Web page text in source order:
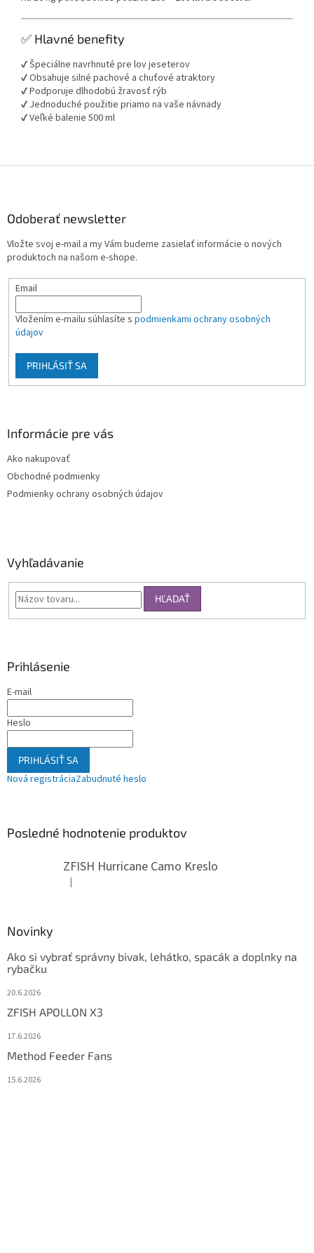
✅ Hlavné benefity
✔️ Špeciálne navrhnuté pre lov jeseterov
✔️ Obsahuje silné pachové a chuťové atraktory
✔️ Podporuje dlhodobú žravosť rýb
✔️ Jednoduché použitie priamo na vaše návnady
✔️ Veľké balenie 500 ml
Odoberať newsletter
Vložte svoj e-mail a my Vám budeme zasielať informácie o nových
produktoch na našom e-shope.
Email
Vložením e-mailu súhlasíte s podmienkami ochrany osobných
údajov
PRIHLÁSIŤ SA
Informácie pre vás
Ako nakupovať
Obchodné podmienky
Podmienky ochrany osobných údajov
Vyhľadávanie
HĽADAŤ
Prihlásenie
E-mail
Heslo
PRIHLÁSIŤ SA
Nová registráciaZabudnuté heslo
Posledné hodnotenie produktov
ZFISH Hurricane Camo Kreslo
Hodnotenie produktu je 5 z 5 hviezdičiek.
|
Novinky
Ako si vybrať správny bivak, lehátko, spacák a doplnky na
rybačku
20.6.2026
ZFISH APOLLON X3
17.6.2026
Method Feeder Fans
15.6.2026